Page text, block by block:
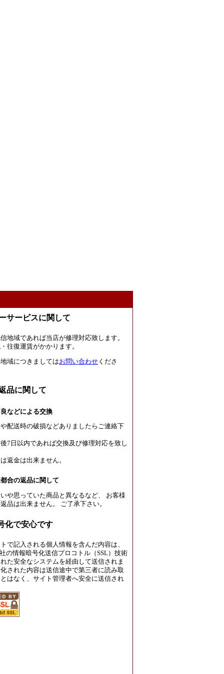
サービスに関して
地域であれば当店が修理対応致します。
往復運賃がかかります。
域につきましてはお問い合わせ くださ
品に関して
などによる交換
配送時の破損などありましたらご連絡下
7日以内であれば交換及び修理対応を致し
返金は出来ません。
合の返品に関して
や思っていた商品と異なるなど、 お客様
品は出来ません。 ご了承下さい。
化で安心です
で記入される個人情報を含んだ内容は、
の情報暗号化送信プロコトル（SSL）技術
た安全なシステムを経由して送信されま
された内容は送信途中で第三者に読み取
はなく、サイト管理者へ安全に送信され